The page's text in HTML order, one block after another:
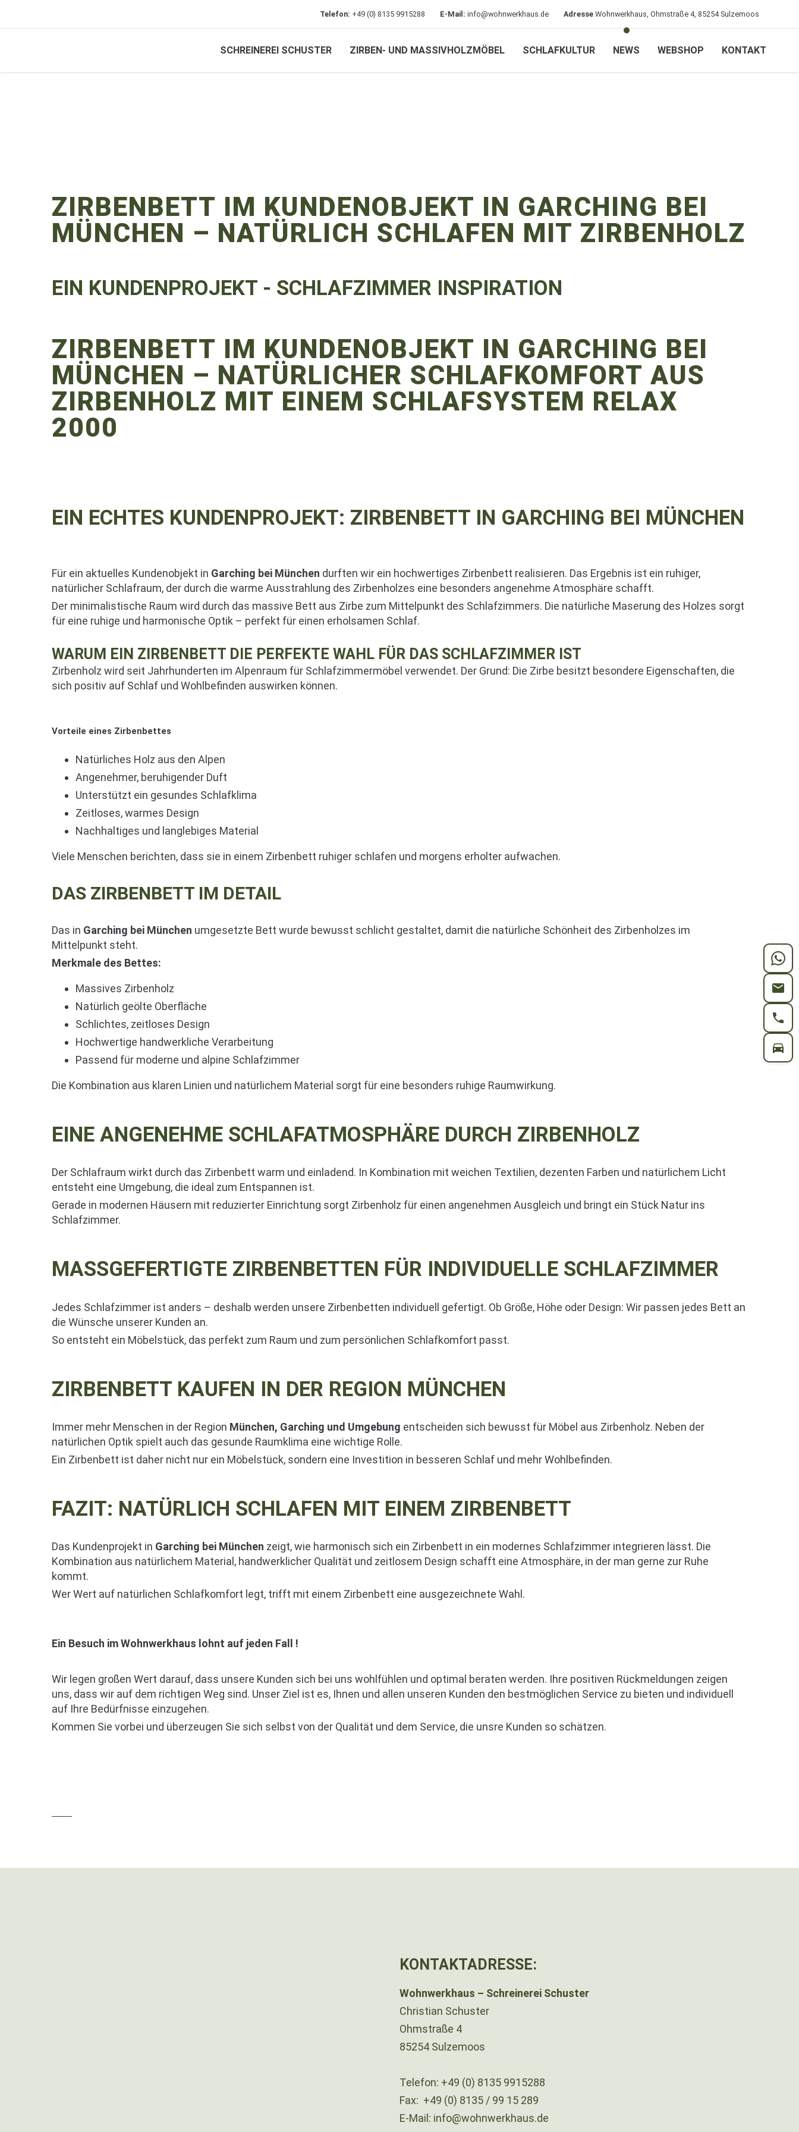
Telefon: +49 (0) 8135 9915288 E-Mail: info@wohnwerkhaus.de Adresse Wohnwerkhaus, Ohmstraße 4, 85254 Sulzemoos
SCHREINEREI SCHUSTER ZIRBEN- UND MASSIVHOLZMÖBEL SCHLAFKULTUR NEWS WEBSHOP KONTAKT
ZIRBENBETT IM KUNDENOBJEKT IN GARCHING BEI
MÜNCHEN – NATÜRLICH SCHLAFEN MIT ZIRBENHOLZ
EIN KUNDENPROJEKT - SCHLAFZIMMER INSPIRATION
ZIRBENBETT IM KUNDENOBJEKT IN GARCHING BEI
MÜNCHEN – NATÜRLICHER SCHLAFKOMFORT AUS
ZIRBENHOLZ MIT EINEM SCHLAFSYSTEM RELAX
2000
EIN ECHTES KUNDENPROJEKT: ZIRBENBETT IN GARCHING BEI MÜNCHEN
Für ein aktuelles Kundenobjekt in Garching bei München durften wir ein hochwertiges Zirbenbett realisieren. Das Ergebnis ist ein ruhiger,
natürlicher Schlafraum, der durch die warme Ausstrahlung des Zirbenholzes eine besonders angenehme Atmosphäre schafft.
Der minimalistische Raum wird durch das massive Bett aus Zirbe zum Mittelpunkt des Schlafzimmers. Die natürliche Maserung des Holzes sorgt
für eine ruhige und harmonische Optik – perfekt für einen erholsamen Schlaf.
WARUM EIN ZIRBENBETT DIE PERFEKTE WAHL FÜR DAS SCHLAFZIMMER IST
Zirbenholz wird seit Jahrhunderten im Alpenraum für Schlafzimmermöbel verwendet. Der Grund: Die Zirbe besitzt besondere Eigenschaften, die
sich positiv auf Schlaf und Wohlbefinden auswirken können.
Vorteile eines Zirbenbettes
Natürliches Holz aus den Alpen
Angenehmer, beruhigender Duft
Unterstützt ein gesundes Schlafklima
Zeitloses, warmes Design
Nachhaltiges und langlebiges Material
Viele Menschen berichten, dass sie in einem Zirbenbett ruhiger schlafen und morgens erholter aufwachen.
DAS ZIRBENBETT IM DETAIL
Das in Garching bei München umgesetzte Bett wurde bewusst schlicht gestaltet, damit die natürliche Schönheit des Zirbenholzes im
Mittelpunkt steht.
Merkmale des Bettes:
Massives Zirbenholz
Natürlich geölte Oberfläche
Schlichtes, zeitloses Design
Hochwertige handwerkliche Verarbeitung
Passend für moderne und alpine Schlafzimmer
Die Kombination aus klaren Linien und natürlichem Material sorgt für eine besonders ruhige Raumwirkung.
EINE ANGENEHME SCHLAFATMOSPHÄRE DURCH ZIRBENHOLZ
Der Schlafraum wirkt durch das Zirbenbett warm und einladend. In Kombination mit weichen Textilien, dezenten Farben und natürlichem Licht
entsteht eine Umgebung, die ideal zum Entspannen ist.
Gerade in modernen Häusern mit reduzierter Einrichtung sorgt Zirbenholz für einen angenehmen Ausgleich und bringt ein Stück Natur ins
Schlafzimmer.
MASSGEFERTIGTE ZIRBENBETTEN FÜR INDIVIDUELLE SCHLAFZIMMER
Jedes Schlafzimmer ist anders – deshalb werden unsere Zirbenbetten individuell gefertigt. Ob Größe, Höhe oder Design: Wir passen jedes Bett an
die Wünsche unserer Kunden an.
So entsteht ein Möbelstück, das perfekt zum Raum und zum persönlichen Schlafkomfort passt.
ZIRBENBETT KAUFEN IN DER REGION MÜNCHEN
Immer mehr Menschen in der Region München, Garching und Umgebung entscheiden sich bewusst für Möbel aus Zirbenholz. Neben der
natürlichen Optik spielt auch das gesunde Raumklima eine wichtige Rolle.
Ein Zirbenbett ist daher nicht nur ein Möbelstück, sondern eine Investition in besseren Schlaf und mehr Wohlbefinden.
FAZIT: NATÜRLICH SCHLAFEN MIT EINEM ZIRBENBETT
Das Kundenprojekt in Garching bei München zeigt, wie harmonisch sich ein Zirbenbett in ein modernes Schlafzimmer integrieren lässt. Die
Kombination aus natürlichem Material, handwerklicher Qualität und zeitlosem Design schafft eine Atmosphäre, in der man gerne zur Ruhe
kommt.
Wer Wert auf natürlichen Schlafkomfort legt, trifft mit einem Zirbenbett eine ausgezeichnete Wahl.
Ein Besuch im Wohnwerkhaus lohnt auf jeden Fall !
Wir legen großen Wert darauf, dass unsere Kunden sich bei uns wohlfühlen und optimal beraten werden. Ihre positiven Rückmeldungen zeigen
uns, dass wir auf dem richtigen Weg sind. Unser Ziel ist es, Ihnen und allen unseren Kunden den bestmöglichen Service zu bieten und individuell
auf Ihre Bedürfnisse einzugehen.
Kommen Sie vorbei und überzeugen Sie sich selbst von der Qualität und dem Service, die unsre Kunden so schätzen.
KONTAKTADRESSE:
Wohnwerkhaus – Schreinerei Schuster
Christian Schuster
Ohmstraße 4
85254 Sulzemoos
Telefon: +49 (0) 8135 9915288
Fax: +49 (0) 8135 / 99 15 289
E-Mail: info@wohnwerkhaus.de